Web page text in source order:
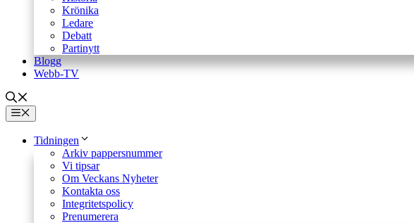
Krönika
Ledare
Debatt
Partinytt
Blogg
Webb-TV
Meny
Tidningen
Arkiv pappersnummer
Vi tipsar
Om Veckans Nyheter
Kontakta oss
Integritetspolicy
Prenumerera